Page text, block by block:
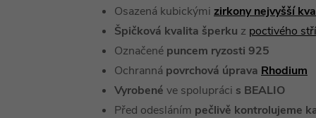
Osazená kubickými zirkony nejvyšší
Špičková kvalita šperku z poctivého
Označené puncem ryzosti 925
Ochranná povrchová úprava Rhodium
Vyrobené ve spolupráci s BEALIO
Před odesláním pečlivě kontrolujeme